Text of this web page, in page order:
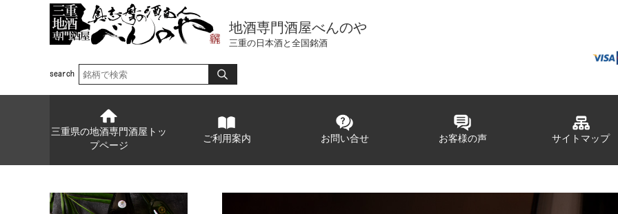
地酒専門酒屋べんのや
三重の日本酒と全国銘酒
三重県の地酒専門酒屋トッ
プページ
ご利用案内 お問い合せ お客様の声 サイトマップ